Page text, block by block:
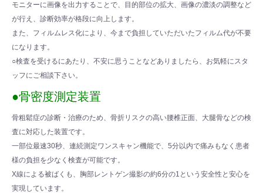
モニターに画像を出力することで、目的部位の拡大、画像の濃淡の調整など
が行え、診断効率が格段に向上します。
また、フィルムレス化により、今まで負担していただいたフィルム代が不要
になります。
○検査を受けるにあたり、不安に思うことなどありましたら、お気軽にスタ
ッフにご相談下さい。
●骨密度測定装置
骨粗鬆症の診断・治療のため、骨折リスクの高い腰椎正面、大腿骨などの検
査に対応した装置です。
一部位最速30秒、連続測定ワンスキャン機能で、5分以内で痛みもなく患者
様の負担を少なく検査が可能です。
X線による被ばくも、胸部レントゲン撮影の約6分の1という安全性と安心を
実現しています。